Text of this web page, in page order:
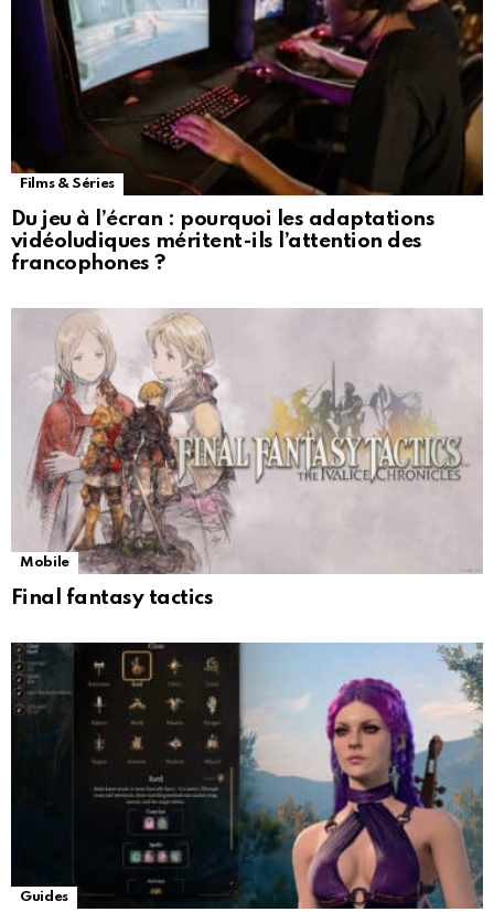
Films & Séries
Du jeu à l’écran : pourquoi les adaptations
vidéoludiques méritent-ils l’attention des
francophones ?
Mobile
Final fantasy tactics
Guides